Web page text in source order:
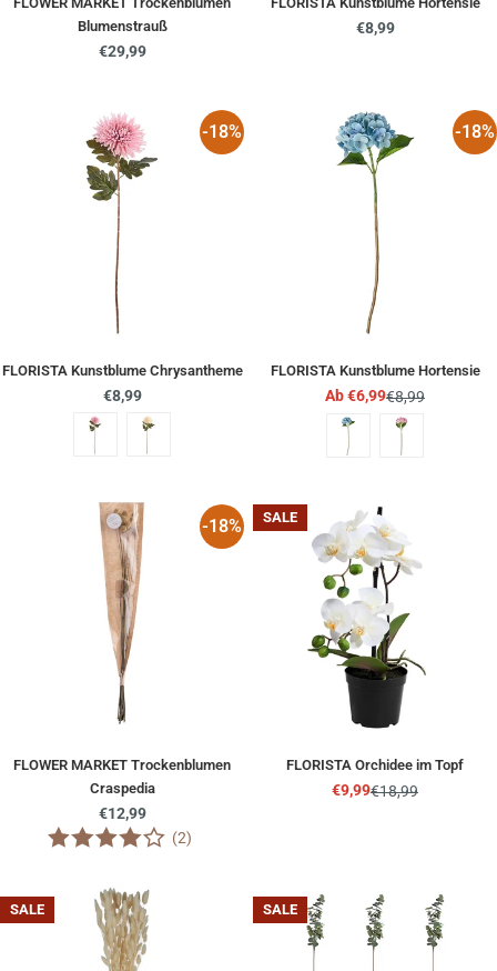
Blumenstrauß
Regulärer
€29,99
Regulärer
€8,99
-18%
FLORISTA Kunstblume Chrysantheme
Regulärer
€8,99
-18%
FLORISTA Kunstblume Hortensie
Angebotspreis
Ab €6,99Regulärer
Preis
€8,99
-18%
FLOWER MARKET Trockenblumen
Craspedia
Regulärer
Preis
€12,99
(2)
SALE
FLORISTA Orchidee im Topf
Angebotspreis
€9,99 Regulärer
€18,99
SALE SALE